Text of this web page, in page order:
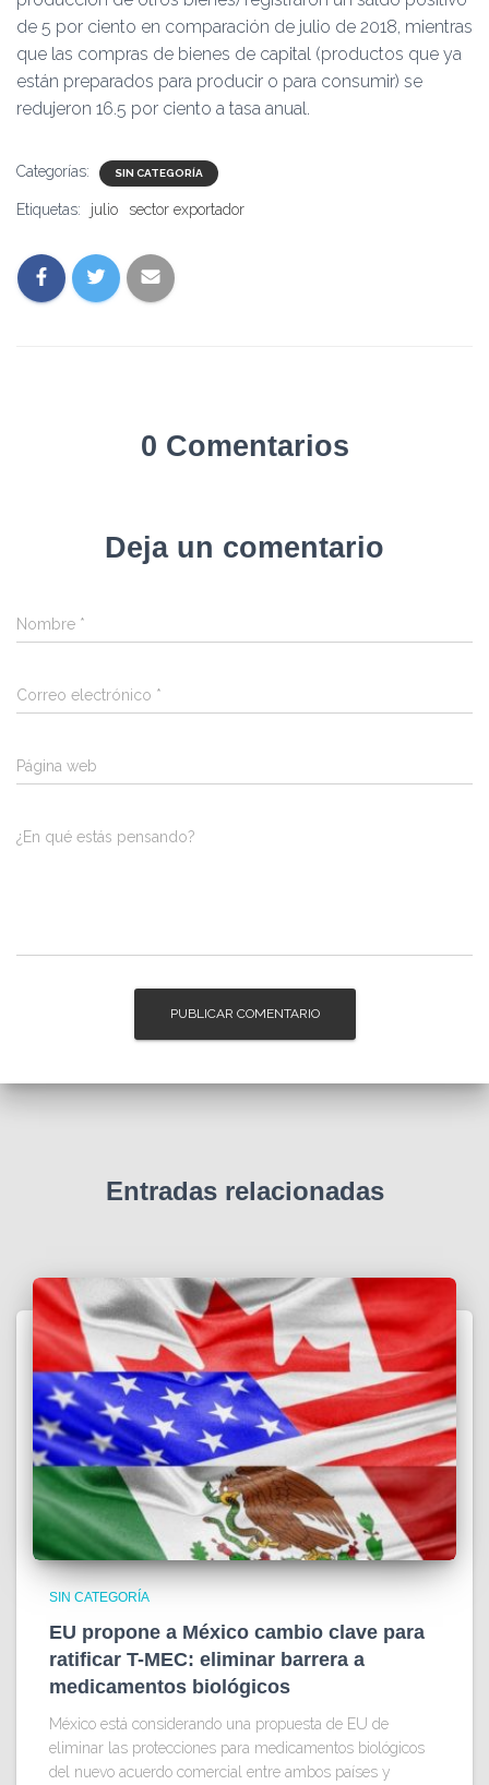
de 5 por ciento en comparación de julio de 2018, mientras
que las compras de bienes de capital (productos que ya
están preparados para producir o para consumir) se
redujeron 16.5 por ciento a tasa anual.
Categorías: SIN CATEGORÍA
Etiquetas: julio sector exportador
0 Comentarios
Deja un comentario
Nombre *
Correo electrónico *
Página web
¿En qué estás pensando?
Entradas relacionadas
SIN CATEGORÍA
EU propone a México cambio clave para
ratificar T-MEC: eliminar barrera a
medicamentos biológicos
México está considerando una propuesta de EU de
eliminar las protecciones para medicamentos biológicos
del nuevo acuerdo comercial entre ambos países y